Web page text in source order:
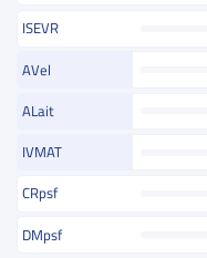
ISEVR
AVel
ALait
IVMAT
CRpsf
DMpsf